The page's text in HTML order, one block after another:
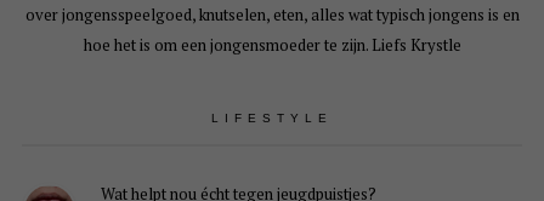
over jongensspeelgoed, knutselen, eten, alles wat typisch jongens is en
hoe het is om een jongensmoeder te zijn. Liefs Krystle
LIFESTYLE
Wat helpt nou écht tegen jeugdpuistjes?